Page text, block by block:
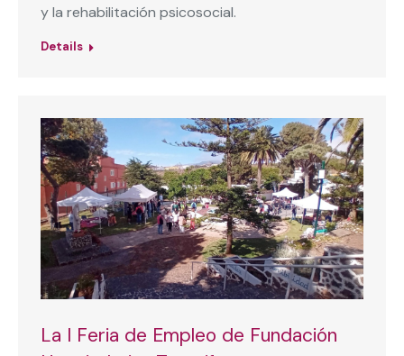
y la rehabilitación psicosocial.
Details
La I Feria de Empleo de Fundación